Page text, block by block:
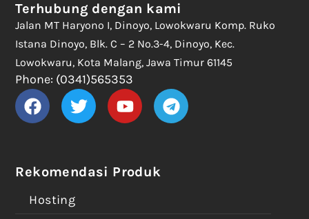
Rekomendasi Produk
Hosting
Terhubung dengan kami
Jalan MT Haryono I, Dinoyo, Lowokwaru Komp. Ruko
Istana Dinoyo, Blk. C – 2 No.3-4, Dinoyo, Kec.
Lowokwaru, Kota Malang, Jawa Timur 61145
Phone: (0341)565353